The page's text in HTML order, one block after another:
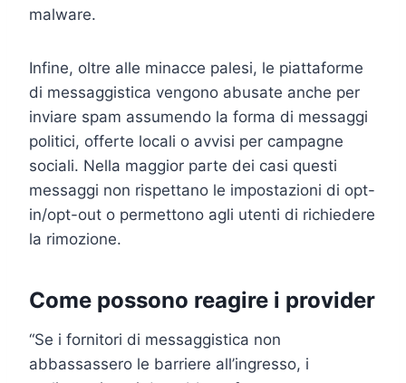
malware.
Infine, oltre alle minacce palesi, le piattaforme
di messaggistica vengono abusate anche per
inviare spam assumendo la forma di messaggi
politici, offerte locali o avvisi per campagne
sociali. Nella maggior parte dei casi questi
messaggi non rispettano le impostazioni di opt-
in/opt-out o permettono agli utenti di richiedere
la rimozione.
Come possono reagire i provider
“Se i fornitori di messaggistica non
abbassassero le barriere all’ingresso, i